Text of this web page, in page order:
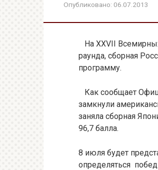
Опубликовано: 06.07.2013
На XXVII
раунда, сборная
программу.
Как сообщает
замкнули
заняла сборная
96,7 балла.
8 июля будет
определяться